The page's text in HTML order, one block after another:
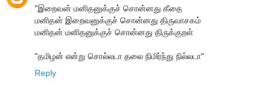
"இறைவன் மனிதனுக்குச் சொன்னது கீதை
மனிதன் இறைவனுக்குச் சொன்னது திருவாசகம்
மனிதன் மனிதனுக்குச் சொன்னது திருக்குறள்
"தமிழன் என்று சொல்லடா தலை நிமிர்ந்து நில்லடா"
Reply